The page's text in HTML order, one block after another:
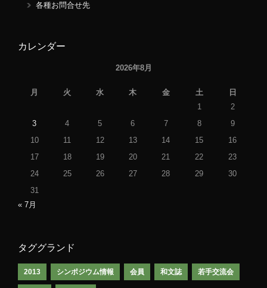
各種お問合せ先
カレンダー
2026年8月
月 火 水 木 金 土
日
1
2
3
4 5 6 7 8
9
10
11 12 13 14 15
16
17
18 19 20 21 22
23
24
25 26 27 28 29
30
31
« 7月
タググランド
2013 シンポジウム情報 会員 和文誌 若手交流会